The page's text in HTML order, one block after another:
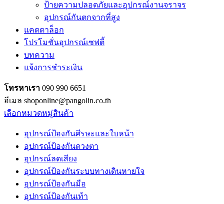
ป้ายความปลอดภัยและอุปกรณ์งานจราจร
อุปกรณ์กันตกจากที่สูง
แคตตาล็อก
โปรโมชั่นอุปกรณ์เซฟตี้
บทความ
แจ้งการชำระเงิน
โทรหาเรา 090 990 6651
อีเมล shoponline@pangolin.co.th
เลือกหมวดหมู่สินค้า
อุปกรณ์ป้องกันศีรษะและใบหน้า
อุปกรณ์ป้องกันดวงตา
อุปกรณ์ลดเสียง
อุปกรณ์ป้องกันระบบทางเดินหายใจ
อุปกรณ์ป้องกันมือ
อุปกรณ์ป้องกันเท้า